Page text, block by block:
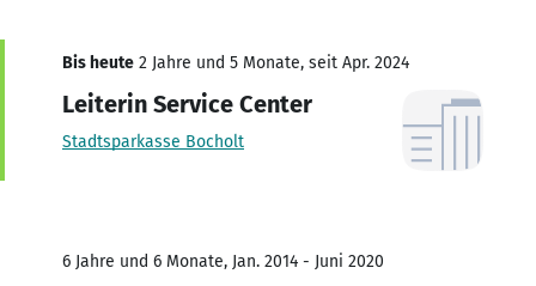
Bis heute 2 Jahre und 5 Monate, seit Apr. 2024
Leiterin Service Center
Stadtsparkasse Bocholt
6 Jahre und 6 Monate, Jan. 2014 - Juni 2020